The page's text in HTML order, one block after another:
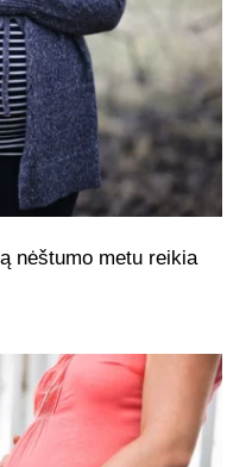
nėštumo metu reikia